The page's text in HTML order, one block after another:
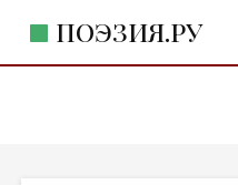
ПОЭЗИЯ.РУ